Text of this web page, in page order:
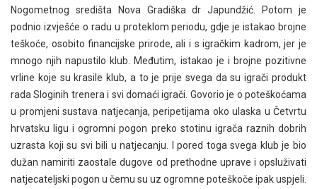
Nogometnog središta Nova Gradiška dr Japundžić. Potom je
podnio izvješće o radu u proteklom periodu, gdje je istakao brojne
teškoće, osobito financijske prirode, ali i s igračkim kadrom, jer je
mnogo njih napustilo klub. Međutim, istakao je i brojne pozitivne
vrline koje su krasile klub, a to je prije svega da su igrači produkt
rada Sloginih trenera i svi domaći igrači. Govorio je o poteškoćama
u promjeni sustava natjecanja, peripetijama oko ulaska u Četvrtu
hrvatsku ligu i ogromni pogon preko stotinu igrača raznih dobrih
uzrasta koji su svi bili u natjecanju. I pored toga svega klub je bio
dužan namiriti zaostale dugove od prethodne uprave i opsluživati
natjecateljski pogon u čemu su uz ogromne poteškoče ipak uspjeli.